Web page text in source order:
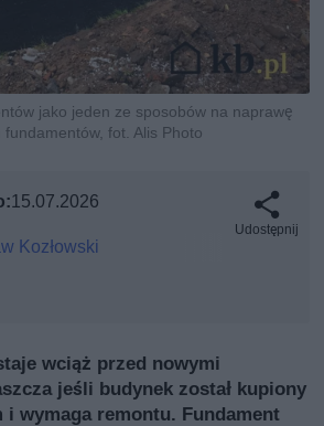
jako jeden ze sposobów na naprawę
fundamentów, fot. Alis Photo
15.07.2026
Kozłowski
Udostępnij
wciąż przed nowymi
jeśli budynek został kupiony
wymaga remontu. Fundament